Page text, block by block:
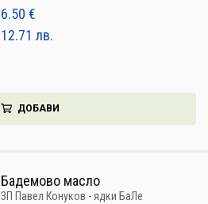
6.50 €
12.71 лв.
ДОБАВИ
Бадемово масло
ЗП Павел Конуков - ядки БаЛе